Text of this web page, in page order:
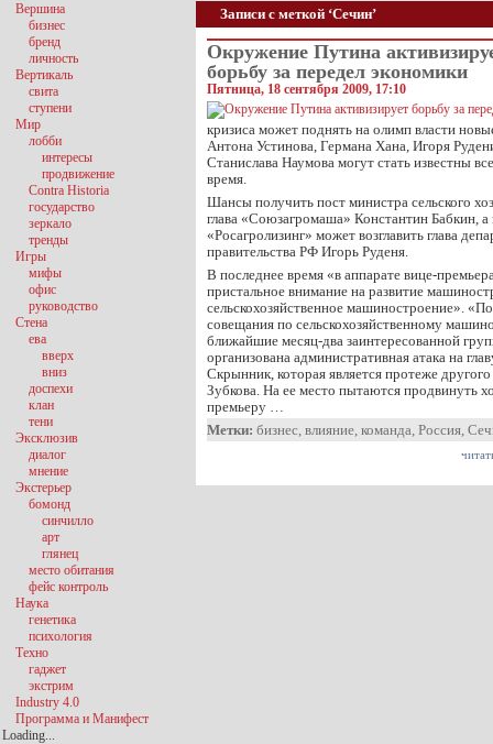
Записи с меткой ‘Сечин’
Окружение Путина
борьбу за передел экономики
Пятница, 18 сентября 2009, 17:10
кризиса может поднять на олимп власти
Антона Устинова, Германа Хана, Игоря
Станислава Наумова могут стать известны
время.
Шансы получить пост министра сельского
глава «Союзагромаша» Константин Бабкин,
«Росагролизинг» может возглавить глава
правительства РФ Игорь Руденя.
В последнее время «в аппарате вице-
пристальное внимание на развитие
сельскохозяйственное машиностроение».
совещания по сельскохозяйственному
ближайшие месяц-два заинтересованной
организована административная атака на
Скрынник, которая является протеже
Зубкова. На ее место пытаются продвинуть
премьеру …
Метки: бизнес, влияние, команда, Россия,
Вершина
бизнес
бренд
личность
Вертикаль
свита
ступени
Мир
лобби
интересы
продвижение
Contra Historia
государство
зеркало
тренды
Игры
мифы
офис
руководство
Стена
ева
вверх
вниз
доспехи
клан
тени
Эксклюзив
диалог
мнение
Экстерьер
бомонд
синчилло
арт
глянец
место обитания
фейс контроль
Наука
генетика
психология
Техно
гаджет
экстрим
Industry 4.0
Программа и Манифест
Loading...